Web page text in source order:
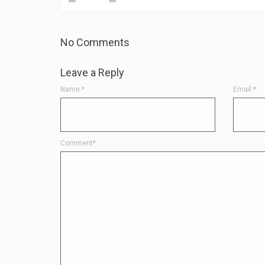
No Comments
Leave a Reply
Name * Email*
Comment*